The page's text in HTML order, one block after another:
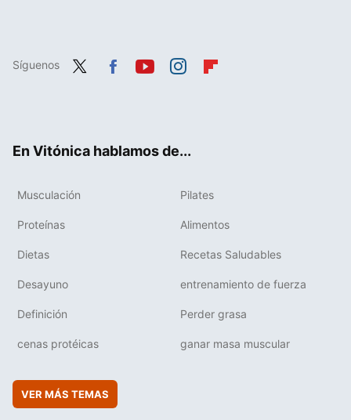
Síguenos
En Vitónica hablamos de...
Musculación Pilates
Proteínas Alimentos
Dietas Recetas Saludables
Desayuno entrenamiento de fuerza
Definición Perder grasa
cenas protéicas ganar masa muscular
VER MÁS TEMAS